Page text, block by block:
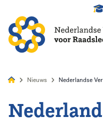
Home
Nieuws Nederlandse